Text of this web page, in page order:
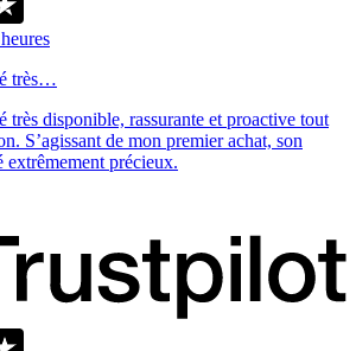
très…
très disponible, rassurante et proactive tout
S’agissant de mon premier achat, son
extrêmement précieux.